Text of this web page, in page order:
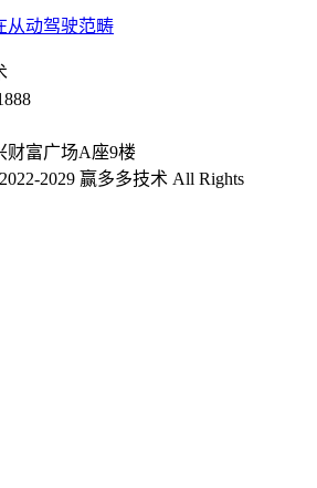
从动驾驶范畴
财富广场A座9楼
2029 赢多多技术 All Rights